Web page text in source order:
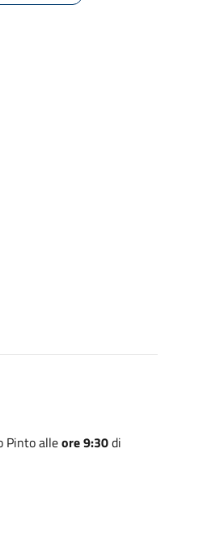
Pinto alleore 9:30di